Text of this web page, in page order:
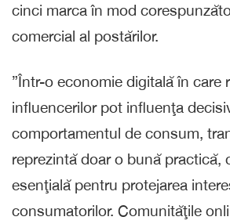
cinci marca în mod
comercial al postărilor.
”Într-o economie digitală în care
influencerilor pot influenţa
comportamentul de consum,
reprezintă doar o bună practică,
esenţială pentru protejarea
consumatorilor. Comunităţile